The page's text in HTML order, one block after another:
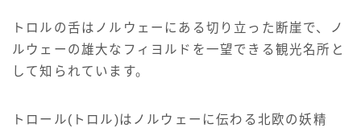
サイト情報
トロルの舌はノルウェーにある切り立った断崖で、ノ
ルウェーの雄大なフィヨルドを一望できる観光名所と
して知られています。
トロール(トロル)はノルウェーに伝わる北欧の妖精